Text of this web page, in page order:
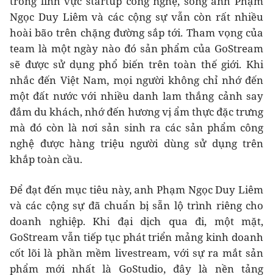
Ngọc Duy Liêm và các cộng sự vẫn còn rất nhiều
hoài bão trên chặng đường sắp tới. Tham vọng của
team là một ngày nào đó sản phẩm của GoStream
sẽ được sử dụng phổ biến trên toàn thế giới. Khi
nhắc đến Việt Nam, mọi người không chỉ nhớ đến
một đất nước với nhiều danh lam thắng cảnh say
đắm du khách, nhớ đến hương vị ẩm thực đặc trưng
mà đó còn là nơi sản sinh ra các sản phẩm công
nghệ được hàng triệu người dùng sử dụng trên
khắp toàn cầu.
Để đạt đến mục tiêu này, anh Phạm Ngọc Duy Liêm
và các cộng sự đã chuẩn bị sẵn lộ trình riêng cho
doanh nghiệp. Khi đại dịch qua đi, một mặt,
GoStream vẫn tiếp tục phát triển mảng kinh doanh
cốt lõi là phần mềm livestream, với sự ra mắt sản
phẩm mới nhất là GoStudio, đây là nền tảng